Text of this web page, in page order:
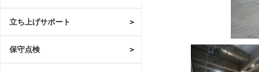
立ち上げサポート
保守点検